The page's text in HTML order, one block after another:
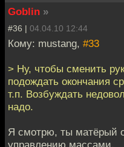
Goblin »
#36 | 04.04.10 12:44
Кому: mustang, #33
> Ну, чтобы сменить
подождать окончания
т.п. Возбуждать
надо.
Я смотрю, ты матёрый